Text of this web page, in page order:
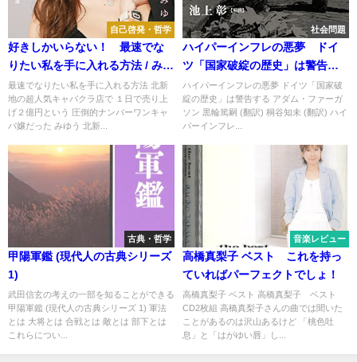
自己啓発・哲学
好きしかいらない！ 最速でな
りたい私を手に入れる方法 / みゆ
う
最速でなりたい私を手に入れる方法 北新
地の超人気キャバクラ店で １日で売り上
げ２億円という 圧倒的ナンバーワンキャ
バ嬢だった みゆう 北新...
社会問題
ハイパーインフレの悪夢 ドイ
ツ「国家破綻の歴史」は警告す
る
ハイパーインフレの悪夢 ドイツ「国家破
綻の歴史」は警告する アダム・ファーガ
ソン 黒輪篤嗣 (翻訳) 桐谷知未 (翻訳) ハイ
パーインフレ...
古典・哲学
甲陽軍鑑 (現代人の古典シリーズ
1)
武田信玄の考えの一部を知ることができる
甲陽軍鑑 (現代人の古典シリーズ 1) 軍法
とは 大将とは 合戦とは 敵とは 部下とは
これらについ...
音楽レビュー
高橋真梨子 ベスト これを持っ
ていればパーフェクトでしょ！
高橋真梨子 ベスト 高橋真梨子 ベスト
CD2枚組 高橋真梨子さんの曲では聞いた
ことがあるのは沢山あるけど 「桃色吐
息」と「はがゆい唇」し...